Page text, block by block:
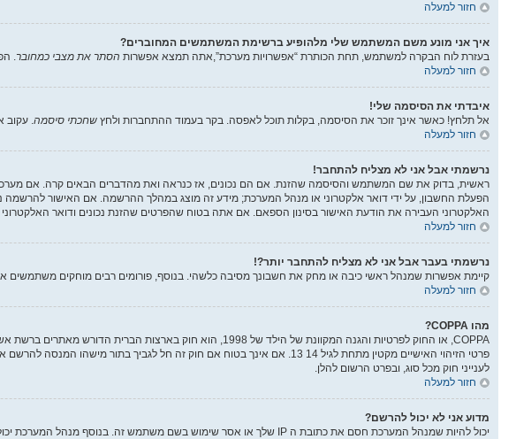
חזור למעלה
איך אני מונע משם המשתמש שלי מלהופיע ברשימת המשתמשים המחוברים?
בעזרת לוח הבקרה למשתמש, תחת הכותרת “אפשרויות מערכת”,אתה תמצא אפשרות הסתר את מצבי כמחובר.
חזור למעלה
איבדתי את הסיסמה שלי!
אל תלחץ! כאשר אינך זוכר את הסיסמה, בקלות תוכל לאפסה. בקר בעמוד ההתחברות ולחץ שחכתי סיסמה. עקוב
חזור למעלה
נרשמתי אבל אני לא מצליח להתחבר!
הפעלת החשבון, על ידי דואר אלקטרוני או מנהל המערכת; מידע זה מוצג במהלך ההרשמה. אם האישור להרשמה
האלקטרוני העבירה את הודעת האישור בסינון הספאם. אם אתה בטוח שהפרטים שהזנת נכונים ודואר
חזור למעלה
נרשמתי בעבר אבל אני לא מצליח להתחבר יותר?!
קיימת אפשרות שמנהל ראשי כיבה או מחק את חשבונך מסיבה כלשהי. בנוסף, פורומים רבים מוחקים משתמשים
חזור למעלה
מהו COPPA?
לענייני חוק מכל סוג, ובפרט הרשום להלן.
חזור למעלה
מדוע אני לא יכול להרשם?
יכול להיות שמנהל המערכת חסם את כתובת ה IP שלך או אסר שימוש בשם משתמש זה. בנוסף מנהל המערכת יכול להפסיק את ההרשמה למערכת ובכך למנוע ממשתמשים חדשים להרשם. צור קשר עם מנהלי המערכת לעזרה.